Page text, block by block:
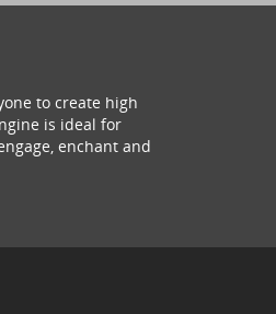
to create high
is ideal for
enchant and